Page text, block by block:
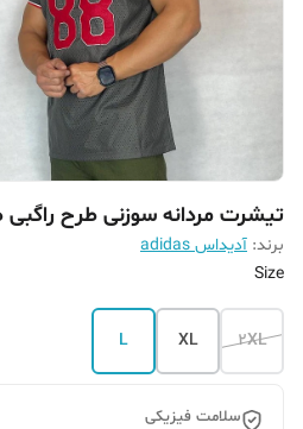
تیشرت مردانه سوزنی طرح
برند: آدیداس adidas
Size
2XL
XL
L
سلامت فیزیکی